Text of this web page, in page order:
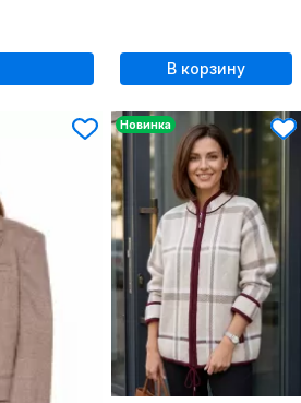
В корзину
Новинка